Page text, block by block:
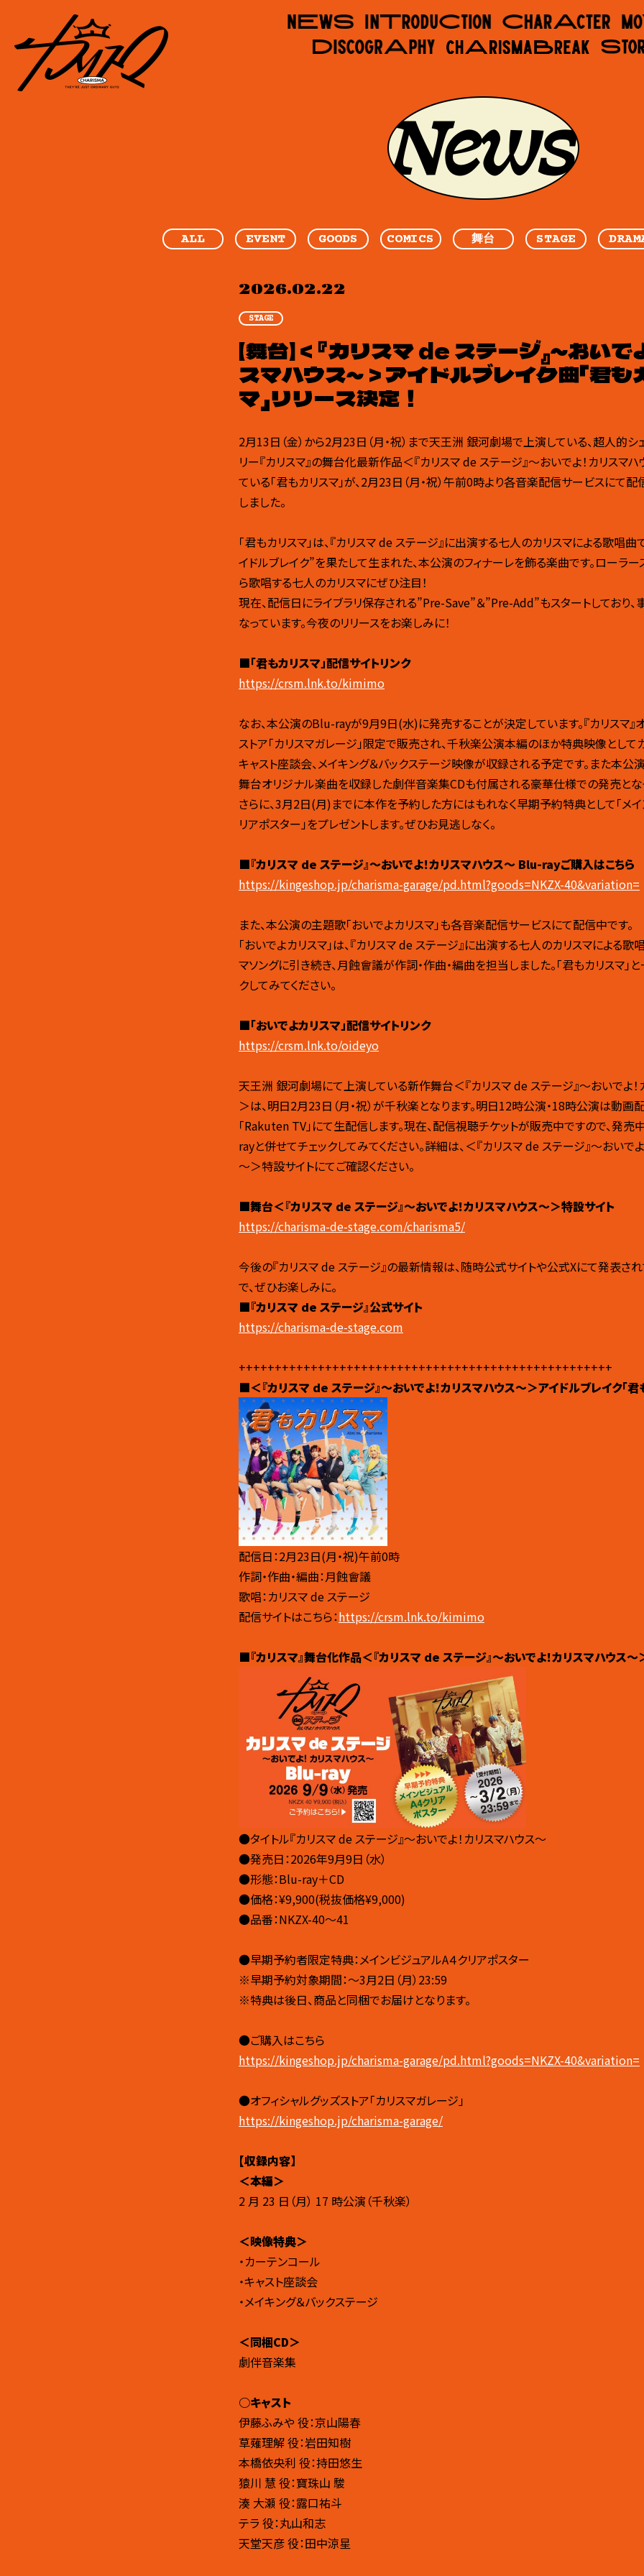
ALL EVENT GOODS COMICS 舞台 STAGE
2026.02.22
STAGE
【舞台】＜『カリスマ de ステージ』～おい
スマハウス～＞アイドルブレイク曲「君も
マ」リリース決定！
2月13日（金）から2月23日（月・祝）まで天王洲 銀河劇場で上演している、超人的シ
リー『カリスマ』の舞台化最新作品＜『カリスマ de ステージ』～おいでよ！カリスマ
ている「君もカリスマ」が、2月23日（月・祝）午前0時より各音楽配信サービスにて
しました。
「君もカリスマ」は、『カリスマ de ステージ』に出演する七人のカリスマによる歌唱
イドルブレイク”を果たして生まれた、本公演のフィナーレを飾る楽曲です。ローラ
ら歌唱する七人のカリスマにぜひ注目！
現在、配信日にライブラリ保存される”Pre-Save”＆”Pre-Add”もスタートしており
なっています。今夜のリリースをお楽しみに！
■「君もカリスマ」配信サイトリンク
https://crsm.lnk.to/kimimo
なお、本公演のBlu-rayが9月9日(水)に発売することが決定しています。『カリスマ』
ストア「カリスマガレージ」限定で販売され、千秋楽公演本編のほか特典映像とし
キャスト座談会、メイキング＆バックステージ映像が収録される予定です。また本公
舞台オリジナル楽曲を収録した劇伴音楽集CDも付属される豪華仕様での発売とな
さらに、3月2日(月)までに本作を予約した方にはもれなく早期予約特典として「メ
リアポスター」をプレゼントします。ぜひお見逃しなく。
■『カリスマ de ステージ』～おいでよ！カリスマハウス～ Blu-rayご購入はこちら
https://kingeshop.jp/charisma-garage/pd.html?goods=NKZX-40&variation=
また、本公演の主題歌「おいでよカリスマ」も各音楽配信サービスにて配信中です。
「おいでよカリスマ」は、『カリスマ de ステージ』に出演する七人のカリスマによる歌
マソングに引き続き、月蝕會議が作詞・作曲・編曲を担当しました。「君もカリスマ」
クしてみてください。
■「おいでよカリスマ」配信サイトリンク
https://crsm.lnk.to/oideyo
天王洲 銀河劇場にて上演している新作舞台＜『カリスマ de ステージ』～おいでよ！
＞は、明日2月23日（月・祝）が千秋楽となります。明日12時公演・18時公演は動画
「Rakuten TV」にて生配信します。現在、配信視聴チケットが販売中ですので、発
rayと併せてチェックしてみてください。詳細は、＜『カリスマ de ステージ』～おいで
～＞特設サイトにてご確認ください。
■舞台＜『カリスマ de ステージ』～おいでよ！カリスマハウス～＞特設サイト
https://charisma-de-stage.com/charisma5/
今後の『カリスマ de ステージ』の最新情報は、随時公式サイトや公式Xにて発表さ
で、ぜひお楽しみに。
■『カリスマ de ステージ』公式サイト
https://charisma-de-stage.com
++++++++++++++++++++++++++++++++++++++++++++++++++++
■＜『カリスマ de ステージ』〜おいでよ！カリスマハウス〜＞アイドルブレイク「君
配信日：2月23日(月・祝)午前0時
作詞・作曲・編曲：月蝕會議
歌唱：カリスマ de ステージ
配信サイトはこちら：https://crsm.lnk.to/kimimo
■『カリスマ』舞台化作品＜『カリスマ de ステージ』〜おいでよ！カリスマハウス
●タイトル『カリスマ de ステージ』〜おいでよ！カリスマハウス〜
●発売日：2026年9月9日（水）
●形態：Blu-ray＋CD
●価格：¥9,900(税抜価格¥9,000)
●品番：NKZX-40〜41
●早期予約者限定特典：メインビジュアルA４クリアポスター
※早期予約対象期間：～3月2日（月）23:59
※特典は後日、商品と同梱でお届けとなります。
●ご購入はこちら
https://kingeshop.jp/charisma-garage/pd.html?goods=NKZX-40&variation=
●オフィシャルグッズストア「カリスマガレージ」
https://kingeshop.jp/charisma-garage/
【収録内容】
＜本編＞
2 月 23 日（月） 17 時公演（千秋楽）
＜映像特典＞
・カーテンコール
・キャスト座談会
・メイキング＆バックステージ
＜同梱CD＞
劇伴音楽集
○キャスト
伊藤ふみや 役：京山陽春
草薙理解 役：岩田知樹
本橋依央利 役：持田悠生
猿川 慧 役：寶珠山 駿
湊 大瀬 役：露口祐斗
テラ 役：丸山和志
天堂天彦 役：田中涼星